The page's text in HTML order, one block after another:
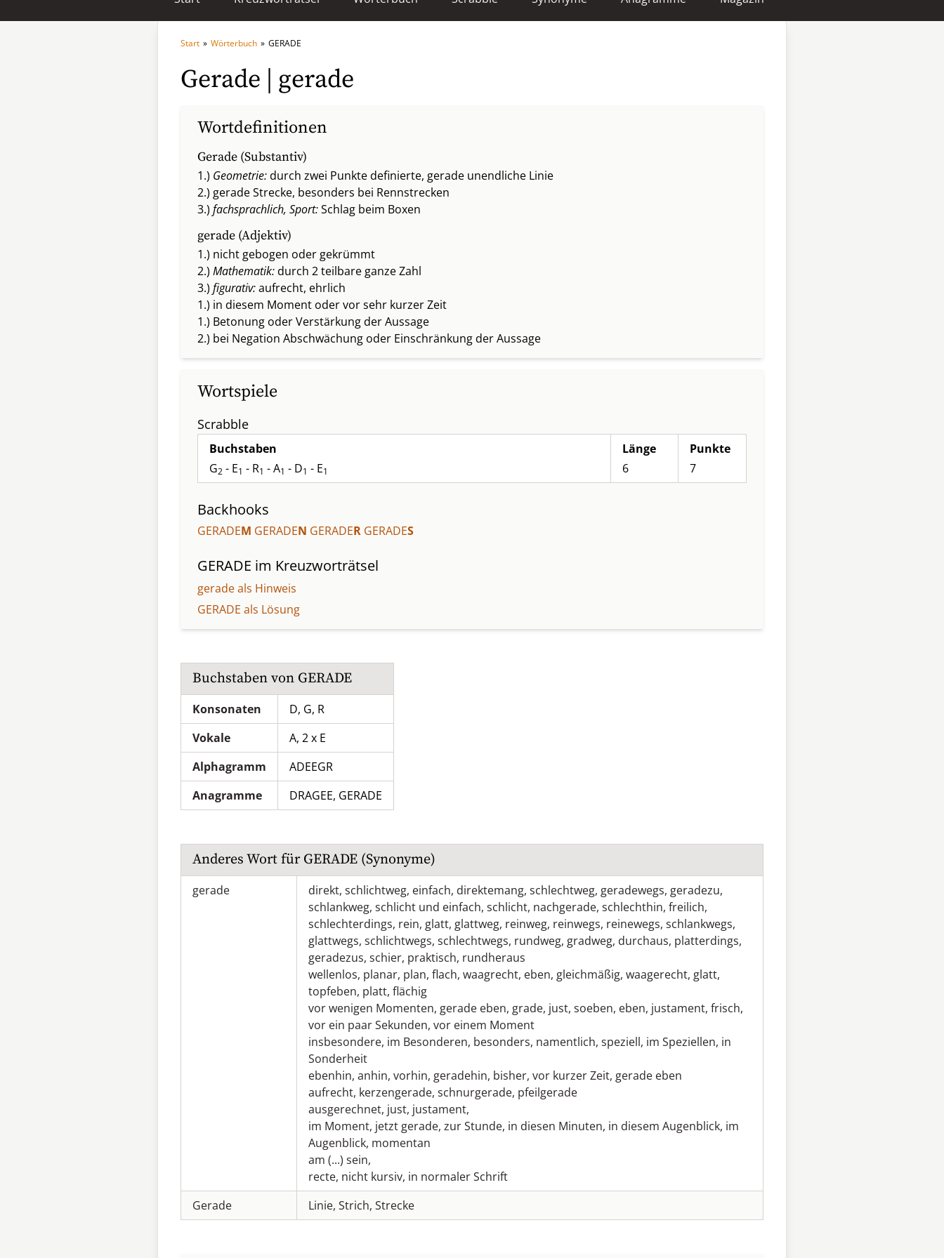
Start » Wörterbuch » GERADE
Gerade | gerade
Wortdefinitionen
Gerade (Substantiv)
1.) Geometrie:durch zwei Punkte definierte, gerade unendliche Linie
2.) gerade Strecke, besonders bei Rennstrecken
3.) fachsprachlich, Sport:Schlag beim Boxen
gerade (Adjektiv)
1.) nicht gebogen oder gekrümmt
2.) Mathematik:durch 2 teilbare ganze Zahl
3.) figurativ:aufrecht, ehrlich
1.) in diesem Moment oder vor sehr kurzer Zeit
1.) Betonung oder Verstärkung der Aussage
2.) bei Negation Abschwächung oder Einschränkung der Aussage
Wortspiele
Scrabble
Buchstaben
G2 - E1 - R1 - A1 - D1 - E1
Länge
6
Punkte
7
Backhooks
GERADEM GERADEN GERADER GERADES
GERADE im Kreuzworträtsel
gerade als Hinweis
GERADE als Lösung
Buchstaben von GERADE
Konsonaten
D, G, R
Vokale
A, 2 x E
Alphagramm
ADEEGR
Anagramme
DRAGEE, GERADE
Anderes Wort für GERADE (Synonyme)
gerade direkt, schlichtweg, einfach, direktemang, schlechtweg, geradewegs, geradezu,
schlankweg, schlicht und einfach, schlicht, nachgerade, schlechthin, freilich,
schlechterdings, rein, glatt, glattweg, reinweg, reinwegs, reinewegs, schlankwegs,
glattwegs, schlichtwegs, schlechtwegs, rundweg, gradweg, durchaus, platterdings,
geradezus, schier, praktisch, rundheraus
wellenlos, planar, plan, flach, waagrecht, eben, gleichmäßig, waagerecht, glatt,
topfeben, platt, flächig
vor wenigen Momenten, gerade eben, grade, just, soeben, eben, justament, frisch,
vor ein paar Sekunden, vor einem Moment
insbesondere, im Besonderen, besonders, namentlich, speziell, im Speziellen, in
Sonderheit
ebenhin, anhin, vorhin, geradehin, bisher, vor kurzer Zeit, gerade eben
aufrecht, kerzengerade, schnurgerade, pfeilgerade
ausgerechnet, just, justament,
im Moment, jetzt gerade, zur Stunde, in diesen Minuten, in diesem Augenblick, im
Augenblick, momentan
am (...) sein,
recte, nicht kursiv, in normaler Schrift
Gerade
Linie, Strich, Strecke